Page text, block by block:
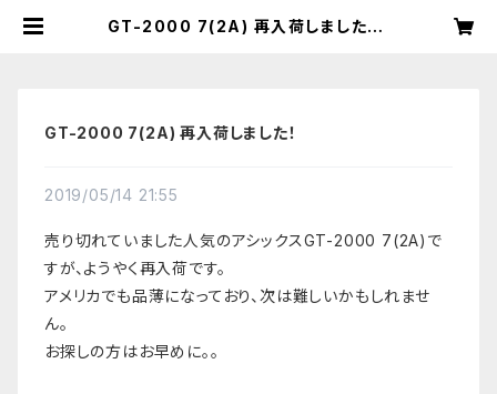
GT-2000 7(2A) 再入荷しました！ |
GT-2000 7(2A) 再入荷しました！
2019/05/14 21:55
売り切れていました人気のアシックスGT-2000 7(2A)で
すが、ようやく再入荷です。
アメリカでも品薄になっており、次は難しいかもしれませ
ん。
お探しの方はお早めに。。